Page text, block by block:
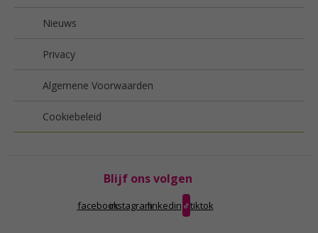
Nieuws
Privacy
Algemene Voorwaarden
Cookiebeleid
Blijf ons volgen
facebookinstagramlinkedin tiktok